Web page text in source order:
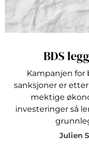
BDS
Kampanjen for
sanksjoner er
mektige
investeringer så
Julien